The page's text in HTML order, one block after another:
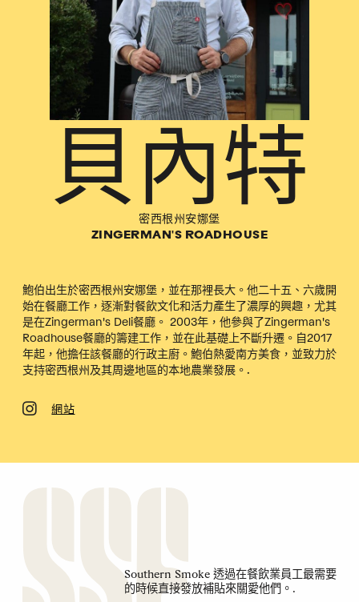
貝內特
密西根州安娜堡
ZINGERMAN'S ROADHOUSE
鮑伯出生於密西根州安娜堡，並在那裡長大。他二十五、六歲開
始在餐廳工作，逐漸對餐飲文化和活力產生了濃厚的興趣，尤其
是在Zingerman's Deli餐廳。 2003年，他參與了Zingerman's
Roadhouse餐廳的籌建工作，並在此基礎上不斷升遷。自2017
年起，他擔任該餐廳的行政主廚。鮑伯熱愛南方美食，並致力於
支持密西根州及其周邊地區的本地農業發展。.
網站
Southern Smoke 透過在餐飲業員工最需要
的時候直接發放補貼來關愛他們。.